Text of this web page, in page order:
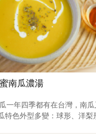
⑤ 水果：準備自已喜歡的
作奶油蜂蜜米鬆餅 ① 把米
全部攪拌均勻。② 將攪拌好
熱，將麵糊裝進袋子裡(或
式擠到平底鍋上。④ 待熟
吃的鬆餅!!蜜編提醒 ➊ 蜂蜜
用百花蜜或特殊蜜(如：冬
蜜的風味。➋ 若有鬆餅機，
機中，整體製作會更簡單。
擠入鍋中，方可煎出圓形鬆
用擠花袋)➍ 若用平底鍋煎
南瓜濃湯
一年四季都有在台灣，南
特色外型多變：球形、洋梨